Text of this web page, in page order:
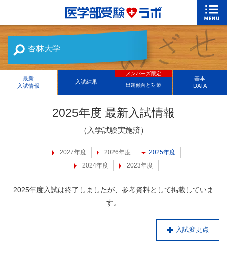
杏林大学
最新
入試情報
入試結果
出題傾向と対策
メンバーズ限定
基本
DATA
2025年度 最新入試情報
（入学試験実施済）
2027年度 2026年度
2025年度
2024年度
2023年度
2025年度入試は終了しましたが、参考資料として掲載していま
す。
入試変更点